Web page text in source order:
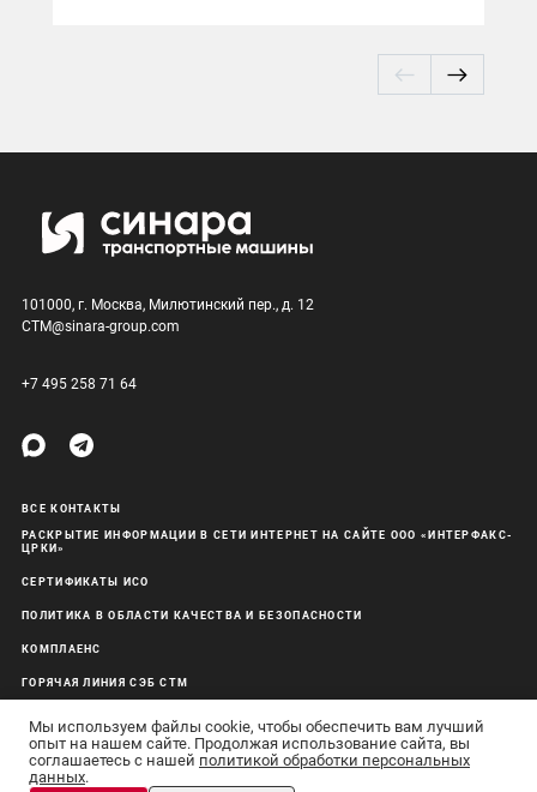
101000, г. Москва, Милютинский пер., д. 12
CTM@sinara-group.com
+7 495 258 71 64
ВСЕ КОНТАКТЫ
РАСКРЫТИЕ ИНФОРМАЦИИ В СЕТИ ИНТЕРНЕТ НА САЙТЕ ООО «ИНТЕРФАКС-
ЦРКИ»
СЕРТИФИКАТЫ ИСО
ПОЛИТИКА В ОБЛАСТИ КАЧЕСТВА И БЕЗОПАСНОСТИ
КОМПЛАЕНС
ГОРЯЧАЯ ЛИНИЯ СЭБ СТМ
АО «Синара-Транспортные Машины» © 2011–26 Все права защищены
Мы используем файлы cookie, чтобы обеспечить вам лучший
опыт на нашем сайте. Продолжая использование сайта, вы
соглашаетесь с нашей политикой обработки персональных
данных.